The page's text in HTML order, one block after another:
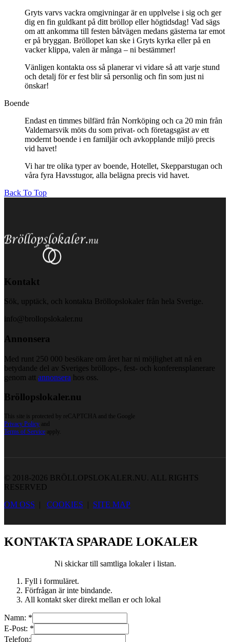
Gryts varvs vackra omgivningar är en upplvelse i sig och ger
dig en fin guldkant på ditt bröllop eller högtidsdag! Vad sägs
om att ankomma till festen båtvägen medans gästerna tar emot
er på bryggan. Bröllopet kan ske i Gryts kyrka eller på en
vacker klippa, valen är många – ni bestämmer!
Vänligen kontakta oss så planerar vi vidare så att varje stund
och detalj för er fest blir så personlig och fin som just ni
önskar!
Boende
Endast en timmes bilfärd från Norrköping och ca 20 min från
Valdemarsvik möts du som privat- och företagsgäst av ett
modernt boende i en familjär och avkopplande miljö precis
vid havet!
Vi har tre olika typer av boende, Hotellet, Skepparstugan och
våra fyra Havsstugor, alla belägna precis vid havet.
Back To Top
Kontakt
Sök, upptäck, och kontakta Bröllopslokaler från hela Sverige.
info@brollopslokaler.nu
Annonsera
Med runt 250 000 besökare om året har ni möjlighet att nå en
betydande del av Sveriges bröllops-, fest- och konferensplanerare
genom att annonsera hos oss.
Bröllopslokaler.nu
This site is protected by reCAPTCHA and the Google
Privacy Policy and
Terms of Service apply.
© 2018-2026 BRÖLLOPSLOKALER.NU. ALL RIGHTS
RESERVED
OM OSS | COOKIES | SITE MAP
KONTAKTA SPARADE LOKALER
Ni skickar till samtliga lokaler i listan.
Fyll i formuläret.
Förfrågan är inte bindande.
All kontakt sker direkt mellan er och lokal
Namn: *
E-Post: *
Telefon: